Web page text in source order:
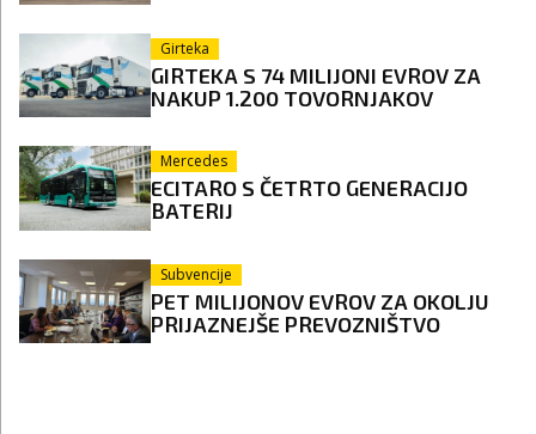
Girteka
GIRTEKA S 74 MILIJONI EVROV ZA
NAKUP 1.200 TOVORNJAKOV
Mercedes
ECITARO S ČETRTO GENERACIJO
BATERIJ
Subvencije
PET MILIJONOV EVROV ZA OKOLJU
PRIJAZNEJŠE PREVOZNIŠTVO